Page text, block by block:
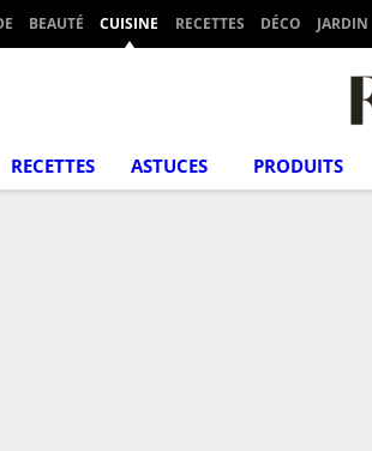
BEAUTÉ CUISINE RECETTES DÉCO JARDIN
RECETTES ASTUCES PRODUITS